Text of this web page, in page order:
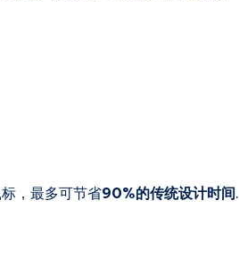
，最多可节省90%的传统设计时间.